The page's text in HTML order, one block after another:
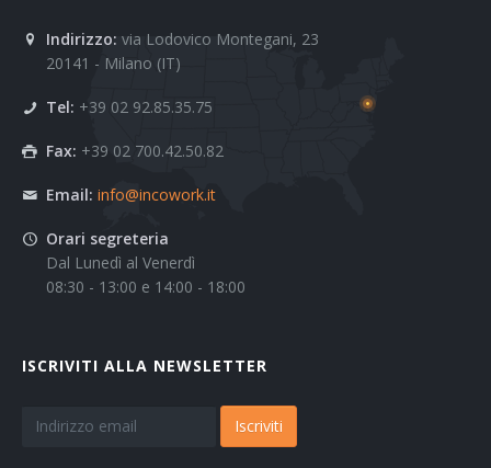
Indirizzo: via Lodovico Montegani, 23
20141 - Milano (IT)
Tel: +39 02 92.85.35.75
Fax: +39 02 700.42.50.82
Email: info@incowork.it
Orari segreteria
Dal Lunedì al Venerdì
08:30 - 13:00 e 14:00 - 18:00
ISCRIVITI ALLA NEWSLETTER
Iscriviti